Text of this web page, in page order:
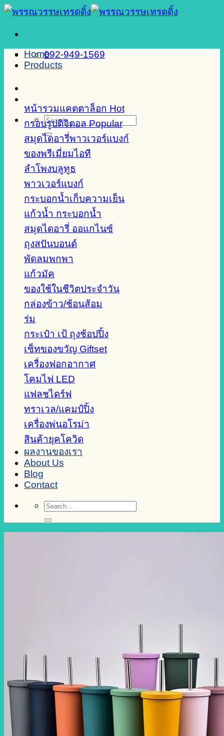
Skip
content
092-949-1569
Search
for:
Home
Products
หน้ารวมแคตตาล็อก
กรอบรูปดิจิตอล
สมุดไดอารี่พาวเวอร์แบงก์
ของพรีเมี่ยมไอที
ลำโพงบลูทูธ
พาวเวอร์แบงก์
กระบอกน้ำเก็บความเย็น
แก้วน้ำ กระบอกน้ำ
สมุดไดอารี่ ออแกไนซ์
ถุงสปันบอนด์
พัดลมพกพา
แก้วมัค
ของใช้ในชีวิตประจำวัน
กล่องข้าว/ช้อนส้อม
ร่ม
กระเป๋า เป้ ถุงช้อปปิ้ง
เซ็ทของขวัญ Giftset
เครื่องฟอกอากาศ
โคมไฟ LED
แฟลชไดร์ฟ
ทราเวล/แคมป์ปิ้ง
เครื่องพ่นอโรม่า
สินค้ายุคโควิด
ผลงานของเรา
About Us
Blog
Contact
Search